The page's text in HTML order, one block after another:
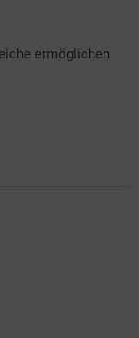
ermöglichen